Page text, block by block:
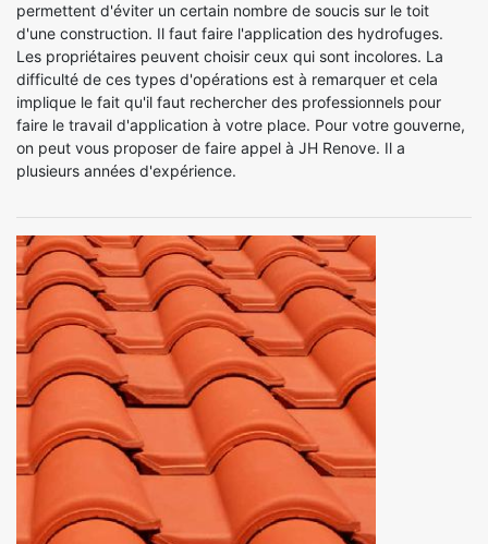
permettent d'éviter un certain nombre de soucis sur le toit
d'une construction. Il faut faire l'application des hydrofuges.
Les propriétaires peuvent choisir ceux qui sont incolores. La
difficulté de ces types d'opérations est à remarquer et cela
implique le fait qu'il faut rechercher des professionnels pour
faire le travail d'application à votre place. Pour votre gouverne,
on peut vous proposer de faire appel à JH Renove. Il a
plusieurs années d'expérience.